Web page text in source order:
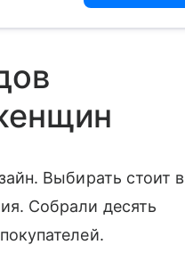
Выбирать стоит в
Собрали десять